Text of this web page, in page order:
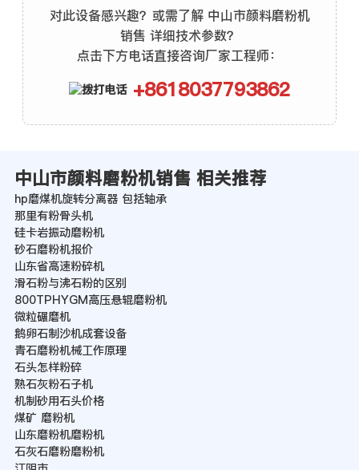
对此设备感兴趣？或需了解 中山市颜料磨粉机
销售 详细技术参数？
点击下方电话直接咨询厂家工程师：
+8618037793862
中山市颜料磨粉机销售 相关推荐
hp磨煤机旋转分离器 包括轴承
那里有粉骨头机
硅卡岩振动磨粉机
砂石磨粉机报价
山东省高速粉碎机
滑石粉与沸石粉的区别
800TPHYGM高压悬辊磨粉机
微粒碾磨机
鹅卵石制沙机成套设备
青石磨粉机械工作原理
石头怎样粉碎
熟石灰粉石子机
机制砂用石头价格
煤矿 磨粉机
山东磨粉机磨粉机
石灰石磨粉磨粉机